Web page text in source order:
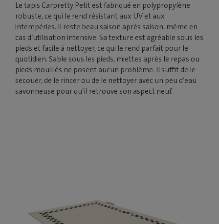
Le tapis Carpretty Petit est fabriqué en polypropylène
robuste, ce qui le rend résistant aux UV et aux
intempéries. Il reste beau saison après saison, même en
cas d’utilisation intensive. Sa texture est agréable sous les
pieds et facile à nettoyer, ce qui le rend parfait pour le
quotidien. Sable sous les pieds, miettes après le repas ou
pieds mouillés ne posent aucun problème. Il suffit de le
secouer, de le rincer ou de le nettoyer avec un peu d’eau
savonneuse pour qu’il retrouve son aspect neuf.